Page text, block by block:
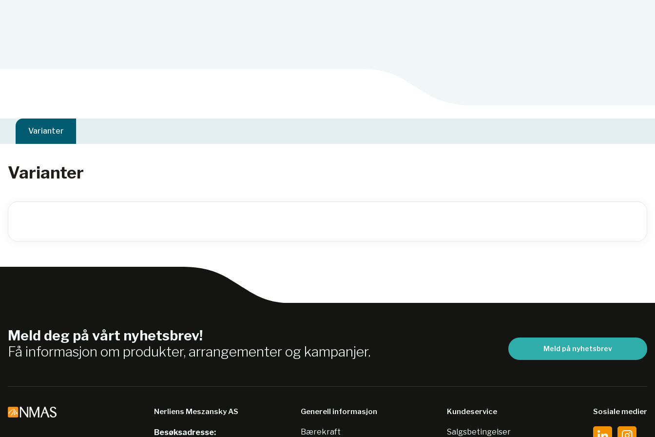
Varianter
Varianter
Meld deg på vårt nyhetsbrev!
Få informasjon om produkter, arrangementer og kampanjer.
Meld på nyhetsbrev
Nerliens Meszansky AS
Besøksadresse:
Generell informasjon
Bærekraft
Kundeservice
Salgsbetingelser
Sosiale medier